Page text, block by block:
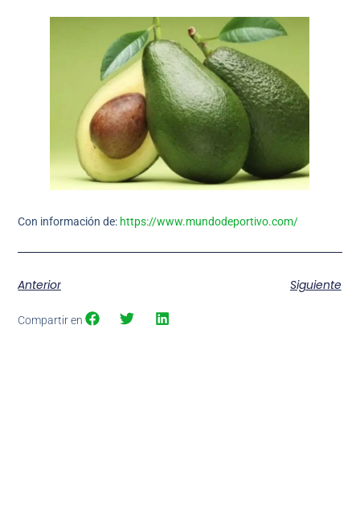
Con información de: https://www.mundodeportivo.com/
Anterior Siguiente
Compartir en